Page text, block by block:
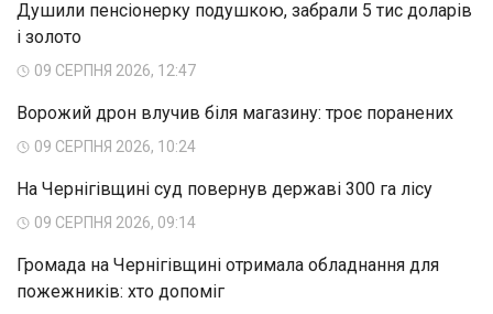
Душили пенсіонерку подушкою, забрали 5 тис доларів
і золото
09 СЕРПНЯ 2026, 12:47
Ворожий дрон влучив біля магазину: троє поранених
09 СЕРПНЯ 2026, 10:24
На Чернігівщині суд повернув державі 300 га лісу
09 СЕРПНЯ 2026, 09:14
Громада на Чернігівщині отримала обладнання для
пожежників: хто допоміг